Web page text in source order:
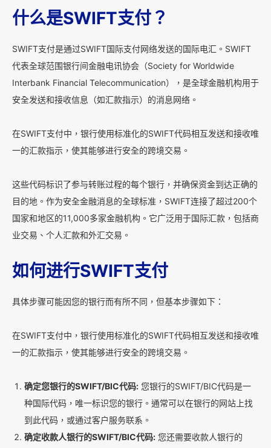
什么是SWIFT支付？
SWIFT支付是通过SWIFT国际支付网络发送的国际电汇。SWIFT
代表全球范围银行间金融电讯协会（Society for Worldwide
Interbank Financial Telecommunication），是全球金融机构用于
安全发送和接收信息（如汇款指示）的消息网络。
在SWIFT支付中，银行使用标准化的SWIFT代码相互发送和接收唯
一的汇款指示，使其能够进行安全的跨境交易。
这些代码标识了参与转账过程的每个银行，并确保资金到达正确的
目的地。作为安全金融消息的全球标准，SWIFT连接了超过200个
国家和地区的11,000多家金融机构。它广泛用于国际汇款，包括商
业交易、个人汇款和外汇交易。
如何进行SWIFT支付
具体步骤可能因您的银行而有所不同，但基本步骤如下：
在SWIFT支付中，银行使用标准化的SWIFT代码相互发送和接收唯
一的汇款指示，使其能够进行安全的跨境交易。
确定您银行的SWIFT/BIC代码: 您银行的SWIFT/BIC代码是一
种国际代码，唯一标识您的银行。通常可以在银行的网站上找
到此代码，或通过客户服务联系。
确定收款人银行的SWIFT/BIC代码: 您还需要收款人银行的